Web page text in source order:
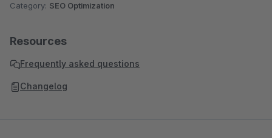
Category: SEO Optimization
Resources
Frequently asked questions
Changelog